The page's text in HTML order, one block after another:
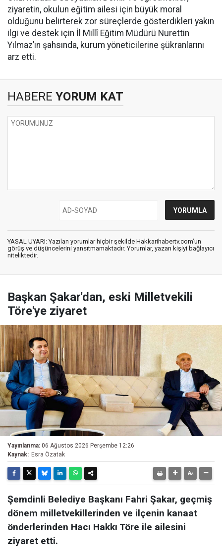
ziyaretin, okulun eğitim ailesi için büyük moral
olduğunu belirterek zor süreçlerde gösterdikleri yakın
ilgi ve destek için İl Millî Eğitim Müdürü Nurettin
Yılmaz’ın şahsında, kurum yöneticilerine şükranlarını
arz etti.
HABERE YORUM KAT
YASAL UYARI: Yazılan yorumlar hiçbir şekilde Hakkarihabertv.com’un
görüş ve düşüncelerini yansıtmamaktadır. Yorumlar, yazan kişiyi bağlayıcı
niteliktedir.
Başkan Şakar'dan, eski Milletvekili
Töre'ye ziyaret
Yayınlanma: 06 Ağustos 2026 Perşembe 12:26
Kaynak: Esra Özatak
Şemdinli Belediye Başkanı Fahri Şakar, geçmiş
dönem milletvekillerinden ve ilçenin kanaat
önderlerinden Hacı Hakkı Töre ile ailesini
ziyaret etti.